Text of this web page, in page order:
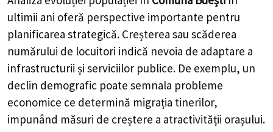
serviciilor publice. De exemplu, un declin demografic
poate semnala probleme economice ce determină
migrația tinerilor, impunând măsuri de creștere a
atractivității orașului. O creștere rapidă a populației
necesită extinderea sistemelor de transport, locuințe,
utilități etc. pentru a susține numărul mai mare de
locuitori. Prin urmare, înțelegerea tendințelor